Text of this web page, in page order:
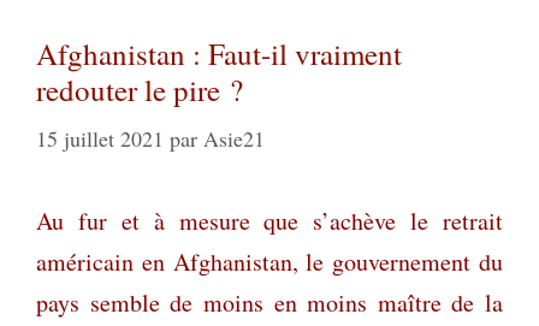
Afghanistan : Faut-il vraiment
redouter le pire ?
15 juillet 2021 par Asie21
Au fur et à mesure que s’achève le retrait
américain en Afghanistan, le gouvernement du
pays semble de moins en moins maître de la